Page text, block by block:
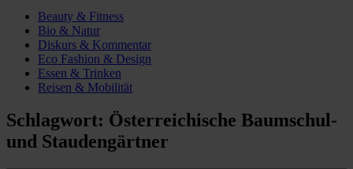
Beauty & Fitness
Bio & Natur
Diskurs & Kommentar
Eco Fashion & Design
Essen & Trinken
Reisen & Mobilität
Schlagwort: Österreichische Baumschul-
und Staudengärtner